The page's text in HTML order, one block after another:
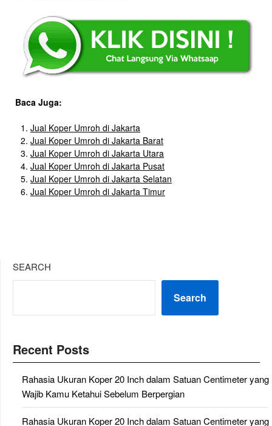
Baca Juga:
Jual Koper Umroh di Jakarta
Jual Koper Umroh di Jakarta Barat
Jual Koper Umroh di Jakarta Utara
Jual Koper Umroh di Jakarta Pusat
Jual Koper Umroh di Jakarta Selatan
Jual Koper Umroh di Jakarta Timur
SEARCH
Search
Recent Posts
Rahasia Ukuran Koper 20 Inch dalam Satuan Centimeter yang
Wajib Kamu Ketahui Sebelum Berpergian
Rahasia Ukuran Koper 20 Inch dalam Satuan Centimeter yang